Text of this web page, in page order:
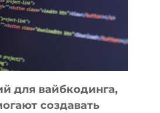
для вайбкодинга,
создавать